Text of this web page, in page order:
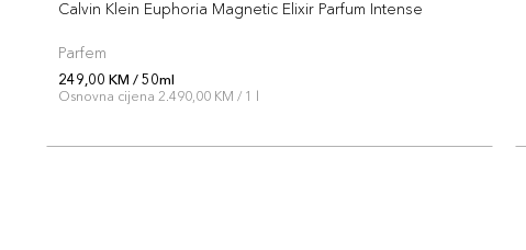
Calvin Klein Euphoria Magnetic Elixir Parfum Intense
Parfem
249,00 KM / 50ml
Osnovna cijena 2.490,00 KM / 1 l